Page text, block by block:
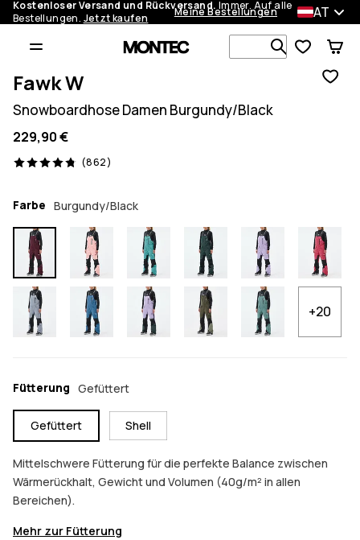
Kostenloser Versand und Rückversand. Immer. Auf alle
Bestellungen. Jetzt kaufen Meine Bestellungen AT
Fawk W
Snowboardhose Damen Burgundy/Black
229,90 €
(862)
862 Reviews, 4.8/5
Farbe Burgundy/Black
+20
Fütterung Gefüttert
Gefüttert Shell
Mittelschwere Fütterung für die perfekte Balance zwischen
Wärmerückhalt, Gewicht und Volumen (40g/m² in allen
Bereichen).
Mehr zur Fütterung